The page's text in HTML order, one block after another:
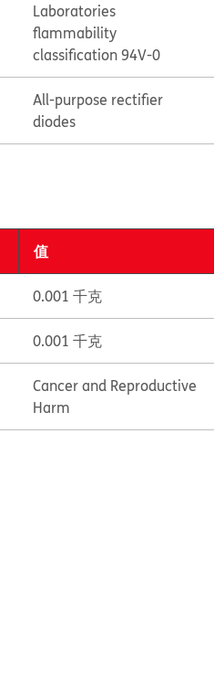
Laboratories
flammability
classification 94V-0
All-purpose rectifier
diodes
值
0.001 千克
0.001 千克
Cancer and Reproductive
Harm